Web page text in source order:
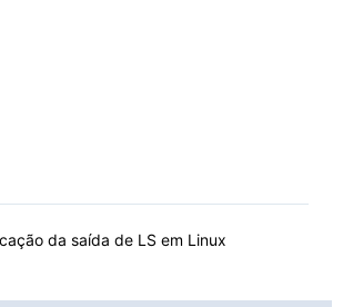
da saída de LS em Linux